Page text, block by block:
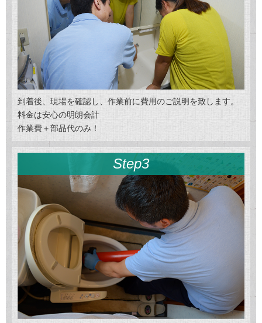
到着後、現場を確認し、作業前に費用のご説明を致します。
料金は安心の明朗会計
作業費＋部品代のみ！
Step3